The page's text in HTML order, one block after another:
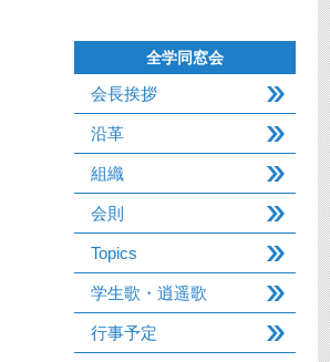
全学同窓会
会長挨拶
沿革
組織
会則
Topics
学生歌・逍遥歌
行事予定